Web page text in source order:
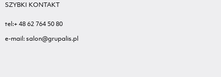
SZYBKI KONTAKT
tel:+ 48 62 764 50 80
e-mail: salon@grupalis.pl